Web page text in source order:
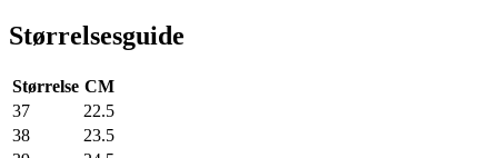
Størrelsesguide
Størrelse CM
37
22.5
38
23.5